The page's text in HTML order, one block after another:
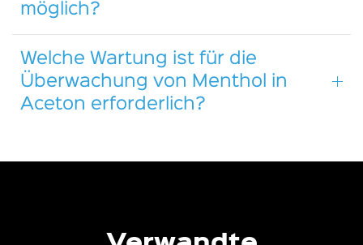
möglich?
Welche Wartung ist für die
Überwachung von Menthol in
Aceton erforderlich?